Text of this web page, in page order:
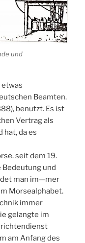
und
Beamten.
benutzt. Es ist
Vertrag als
da es
seit dem 19.
und
man im—mer
Morsealphabet.
immer
gelangte im
am Anfang des